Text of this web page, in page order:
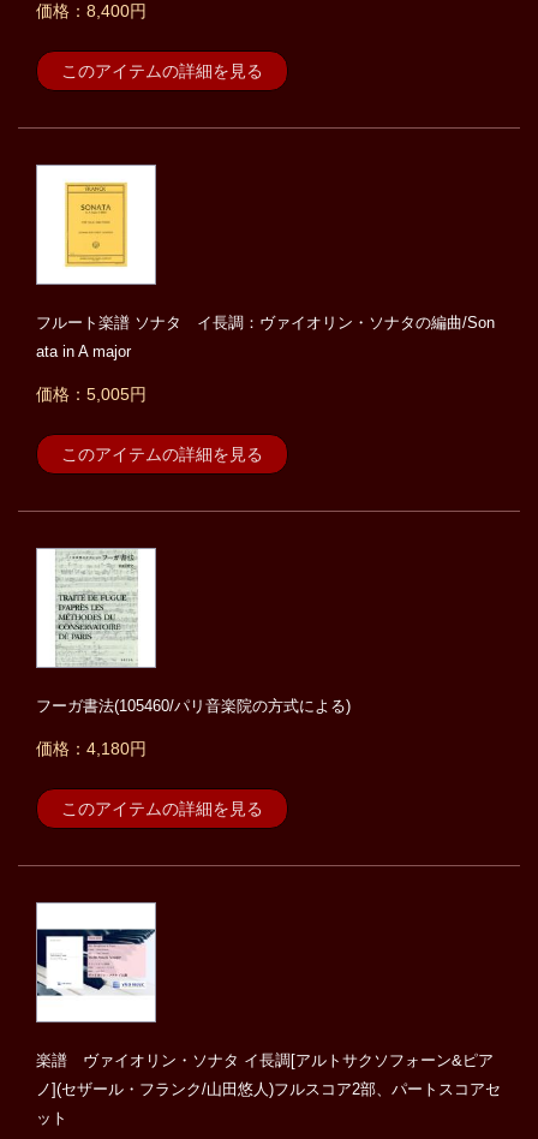
価格：8,400円
このアイテムの詳細を見る
フルート楽譜 ソナタ イ長調：ヴァイオリン・ソナタの編曲/Son
ata in A major
価格：5,005円
このアイテムの詳細を見る
フーガ書法(105460/パリ音楽院の方式による)
価格：4,180円
このアイテムの詳細を見る
楽譜 ヴァイオリン・ソナタ イ長調[アルトサクソフォーン&ピア
ノ](セザール・フランク/山田悠人)フルスコア2部、パートスコアセ
ット